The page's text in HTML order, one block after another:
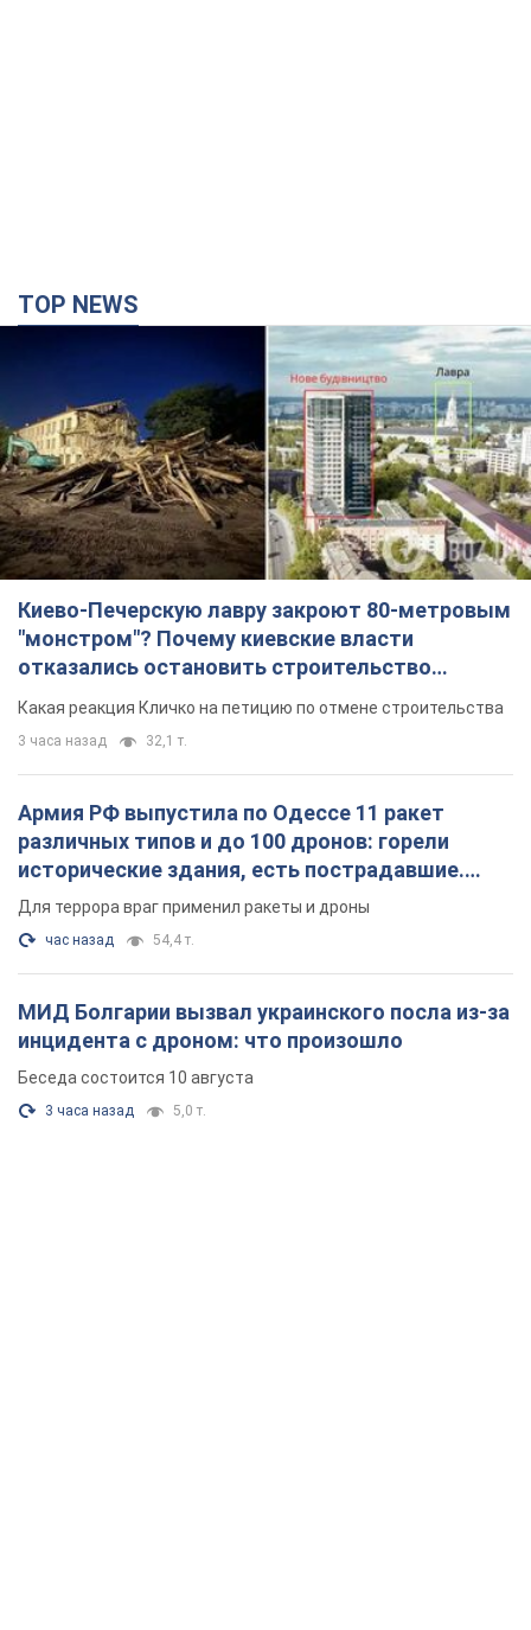
TOP NEWS
Киево-Печерскую лавру закроют 80-метровым
"монстром"? Почему киевские власти
отказались остановить строительство
небоскреба "московского верующего"
Какая реакция Кличко на петицию по отмене строительства
3 часа назад 32,1 т.
Армия РФ выпустила по Одессе 11 ракет
различных типов и до 100 дронов: горели
исторические здания, есть пострадавшие.
Фото и видео
Для террора враг применил ракеты и дроны
час назад 54,4 т.
МИД Болгарии вызвал украинского посла из-за
инцидента с дроном: что произошло
Беседа состоится 10 августа
3 часа назад 5,0 т.